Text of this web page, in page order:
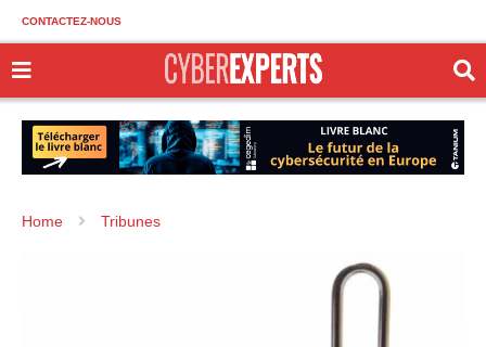
CONTACTEZ-NOUS
Home Tribunes